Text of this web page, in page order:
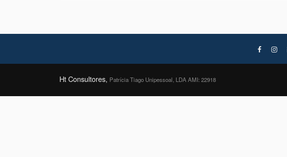
Ht Consultores, Patrícia Tiago Unipessoal, LDA AMI: 22918